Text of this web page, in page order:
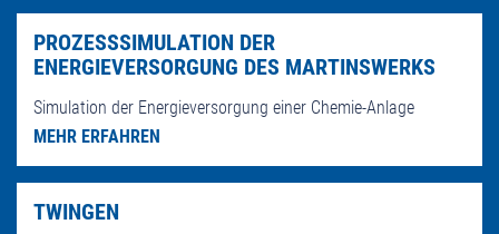
PROZESSSIMULATION DER
ENERGIEVERSORGUNG DES MARTINSWERKS
Simulation der Energieversorgung einer Chemie-Anlage
MEHR ERFAHREN
TWINGEN